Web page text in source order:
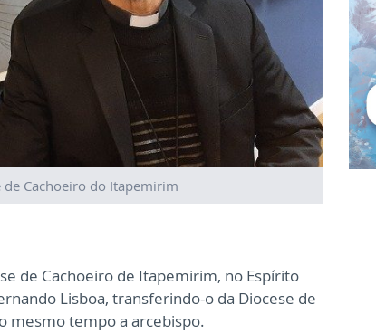
de Cachoeiro do Itapemirim
de Cachoeiro de Itapemirim, no Espírito
Lisboa, transferindo-o da Diocese de
mesmo tempo a arcebispo.